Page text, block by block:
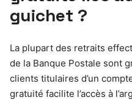
guichet ?
La plupart des retraits
de la Banque Postale sont
clients titulaires d’un
gratuité facilite l’accès à